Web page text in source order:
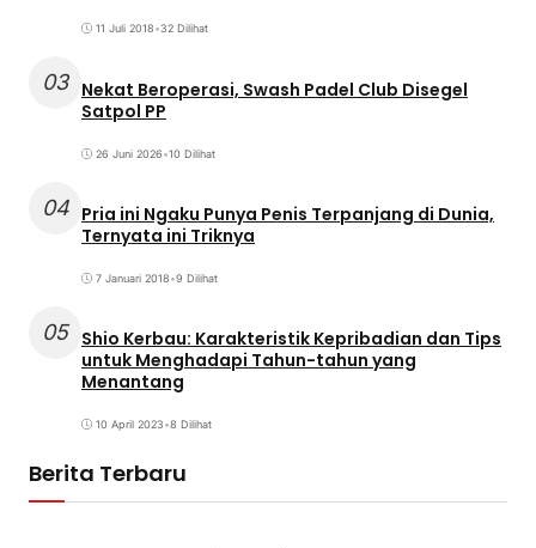
11 Juli 2018•32 Dilihat
03 Nekat Beroperasi, Swash Padel Club Disegel
Satpol PP
26 Juni 2026•10 Dilihat
04 Pria ini Ngaku Punya Penis Terpanjang di Dunia,
Ternyata ini Triknya
7 Januari 2018•9 Dilihat
05 Shio Kerbau: Karakteristik Kepribadian dan Tips
untuk Menghadapi Tahun-tahun yang
Menantang
10 April 2023•8 Dilihat
Berita Terbaru